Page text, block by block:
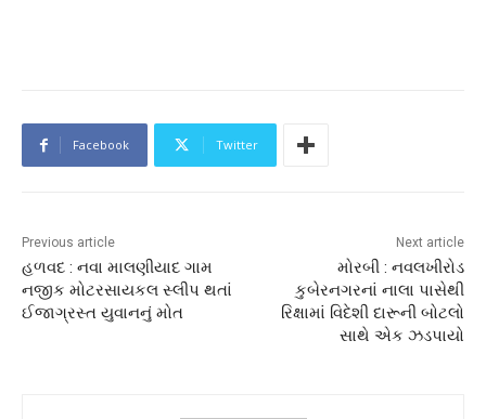
Facebook Twitter
Previous article
હળવદ : નવા માલણીયાદ ગામ
નજીક મોટરસાયકલ સ્લીપ થતાં
ઈજાગ્રસ્ત યુવાનનું મોત
Next article
મોરબી : નવલખીરોડ
કુબેરનગરનાં નાલા પાસેથી
રિક્ષામાં વિદેશી દારૂની બોટલો
સાથે એક ઝડપાયો